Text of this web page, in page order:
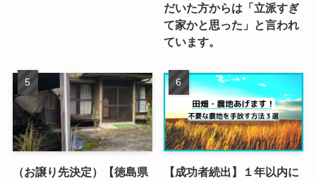
だいた方からは「立派すぎ
て家かと思った」と言われ
ています。
（お譲り先決定）【徳島県
【成功者続出】１年以内に